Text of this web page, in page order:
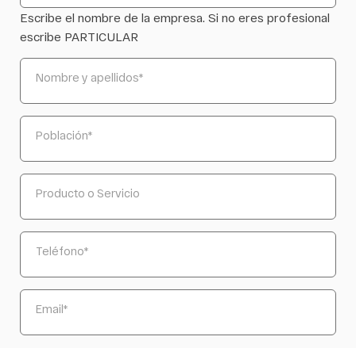
Escribe el nombre de la empresa. Si no eres profesional
escribe PARTICULAR
Nombre y apellidos*
Población*
Producto o Servicio
Teléfono*
Email*